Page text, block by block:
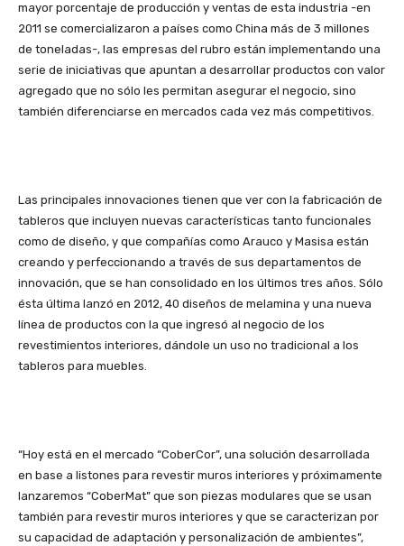
mayor porcentaje de producción y ventas de esta industria -en
2011 se comercializaron a países como China más de 3 millones
de toneladas-, las empresas del rubro están implementando una
serie de iniciativas que apuntan a desarrollar productos con valor
agregado que no sólo les permitan asegurar el negocio, sino
también diferenciarse en mercados cada vez más competitivos.
Las principales innovaciones tienen que ver con la fabricación de
tableros que incluyen nuevas características tanto funcionales
como de diseño, y que compañías como Arauco y Masisa están
creando y perfeccionando a través de sus departamentos de
innovación, que se han consolidado en los últimos tres años. Sólo
ésta última lanzó en 2012, 40 diseños de melamina y una nueva
línea de productos con la que ingresó al negocio de los
revestimientos interiores, dándole un uso no tradicional a los
tableros para muebles.
“Hoy está en el mercado “CoberCor”, una solución desarrollada
en base a listones para revestir muros interiores y próximamente
lanzaremos “CoberMat” que son piezas modulares que se usan
también para revestir muros interiores y que se caracterizan por
su capacidad de adaptación y personalización de ambientes”,